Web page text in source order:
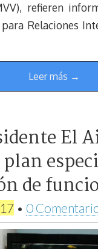
refieren
Relaciones
Leer más →
El
de
• 0